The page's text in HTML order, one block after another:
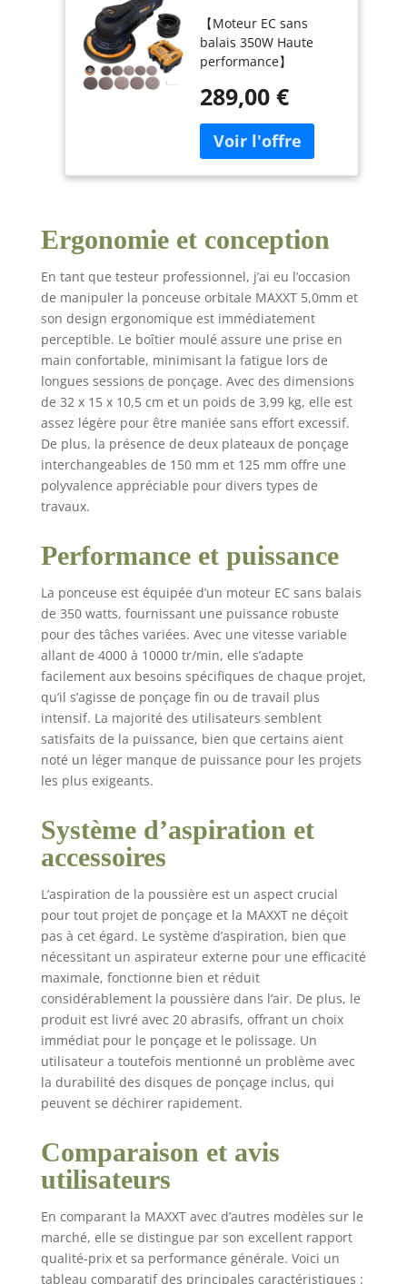
Plateaux doubles
150mm & 125mm
| Moteur EC 350W
tr/min | Boîtier
moulé | 20
abrasifs pour bois
et polissage
【Moteur EC sans
balais 350W Haute
performance】
EC sans balais pour
vibrations minimales.
Puissance 350W
garantissant une
métaux – sans
surchauffe ni perte
énergétique 【Course
orbitale 5,0mm &
4000-10000 tr/min
réglable】Course
orbitale 5mm avec 6
vitesses (4000-10000
tr/min) adaptée à tous
matériaux – du
dégrossissage bois au
polissage fin. Freinage
électronique en 2
secondes 【Plateaux
+ 125mm et 20
abrasifs (P80, P120,
P180, P220, P320).
Idéal pour enlèvement
de matière, lissage et
finition. Abrasifs à
mailles réduisant
l'encrassement
【Sortie poussière
Ø35mm + Mallette
organisatrice】Sortie
d'aspiration 35mm
pour grande mobilité.
Inclut boîtier moulé
et organisé 【83 dB
Silencieux & 1,27kg
Ergonomique】Ultra-
léger (1,27kg) avec
vibrations réduites.
Poignée ergonomique
adaptée à toutes les
mains. Niveau sonore
83 dB protégeant
l'audition
289,00 €
Ergonomie et conception
En tant que testeur professionnel, j’ai eu l’occasion
de manipuler la ponceuse orbitale MAXXT 5,0mm et
son design ergonomique est immédiatement
perceptible. Le boîtier moulé assure une prise en
main confortable, minimisant la fatigue lors de
longues sessions de ponçage. Avec des dimensions
de 32 x 15 x 10,5 cm et un poids de 3,99 kg, elle est
assez légère pour être maniée sans effort excessif.
De plus, la présence de deux plateaux de ponçage
interchangeables de 150 mm et 125 mm offre une
polyvalence appréciable pour divers types de
travaux.
Performance et puissance
La ponceuse est équipée d’un moteur EC sans balais
de 350 watts, fournissant une puissance robuste
pour des tâches variées. Avec une vitesse variable
allant de 4000 à 10000 tr/min, elle s’adapte
facilement aux besoins spécifiques de chaque projet,
qu’il s’agisse de ponçage fin ou de travail plus
intensif. La majorité des utilisateurs semblent
satisfaits de la puissance, bien que certains aient
noté un léger manque de puissance pour les projets
les plus exigeants.
Système d’aspiration et
accessoires
L’aspiration de la poussière est un aspect crucial
pour tout projet de ponçage et la MAXXT ne déçoit
pas à cet égard. Le système d’aspiration, bien que
nécessitant un aspirateur externe pour une efficacité
maximale, fonctionne bien et réduit
considérablement la poussière dans l’air. De plus, le
produit est livré avec 20 abrasifs, offrant un choix
immédiat pour le ponçage et le polissage. Un
utilisateur a toutefois mentionné un problème avec
la durabilité des disques de ponçage inclus, qui
peuvent se déchirer rapidement.
Comparaison et avis
utilisateurs
En comparant la MAXXT avec d’autres modèles sur le
marché, elle se distingue par son excellent rapport
qualité-prix et sa performance générale. Voici un
tableau comparatif des principales caractéristiques :